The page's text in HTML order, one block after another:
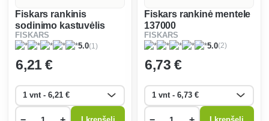
Fiskars rankinis
sodinimo kastuvėlis
137010
FISKARS
5.0(1)
6,21 €
Fiskars rankinė mentele
137000
FISKARS
5.0(2)
6,73 €